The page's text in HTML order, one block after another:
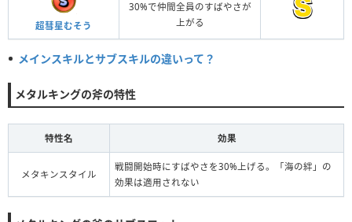
超彗星むそう
30%で仲間全員のすばやさが
上がる
メインスキルとサブスキルの違いって？
メタルキングの斧の特性
特性名 効果
メタキンスタイル
戦闘開始時にすばやさを30%上げる。「海の絆」の
効果は適用されない